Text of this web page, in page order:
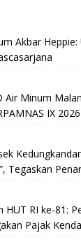
Akbar
Air Minum
IX 2026
Tegaskan
HUT RI ke-81:
Pajak